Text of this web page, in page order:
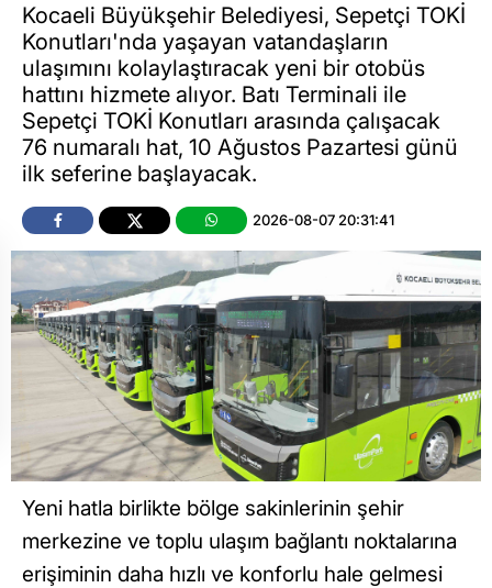
Kocaeli Büyükşehir Belediyesi, Sepetçi TOKİ
Konutları'nda yaşayan vatandaşların
ulaşımını kolaylaştıracak yeni bir otobüs
hattını hizmete alıyor. Batı Terminali ile
Sepetçi TOKİ Konutları arasında çalışacak
76 numaralı hat, 10 Ağustos Pazartesi günü
ilk seferine başlayacak.
2026-08-07 20:31:41
Yeni hatla birlikte bölge sakinlerinin şehir
merkezine ve toplu ulaşım bağlantı noktalarına
erişiminin daha hızlı ve konforlu hale gelmesi